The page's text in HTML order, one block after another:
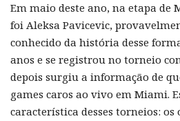
Em maio deste ano, na etapa de
foi Aleksa Pavicevic,
conhecido da história desse
anos e se registrou no torneio
depois surgiu a informação de
games caros ao vivo em Miami.
característica desses torneios: os